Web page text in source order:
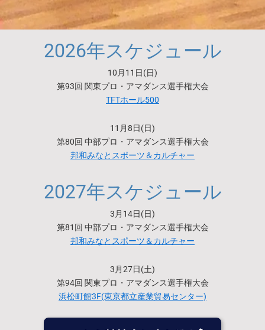
2026年スケジュール
10月11日(日)
第93回 関東プロ・アマダンス選手権大会
TFTホール500
11月8日(日)
第80回 中部プロ・アマダンス選手権大会
邦和みなとスポーツ＆カルチャー
2027年スケジュール
3月14日(日)
第81回 中部プロ・アマダンス選手権大会
邦和みなとスポーツ＆カルチャー
3月27日(土)
第94回 関東プロ・アマダンス選手権大会
浜松町館3F(東京都立産業貿易センター)